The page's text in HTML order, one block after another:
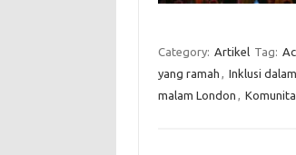
Category: Artikel Tag:
yang ramah , Inklusi
malam London ,